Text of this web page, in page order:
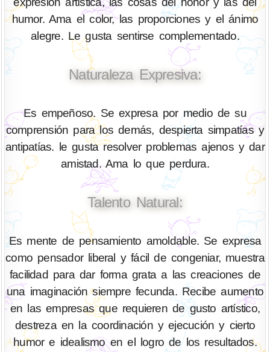
humor. Ama el color, las proporciones y el ánimo
alegre. Le gusta sentirse complementado.
Naturaleza Expresiva:
Es empeñoso. Se expresa por medio de su
comprensión para los demás, despierta simpatías y
antipatías. le gusta resolver problemas ajenos y dar
amistad. Ama lo que perdura.
Talento Natural:
Es mente de pensamiento amoldable. Se expresa
como pensador liberal y fácil de congeniar, muestra
facilidad para dar forma grata a las creaciones de
una imaginación siempre fecunda. Recibe aumento
en las empresas que requieren de gusto artístico,
destreza en la coordinación y ejecución y cierto
humor e idealismo en el logro de los resultados.